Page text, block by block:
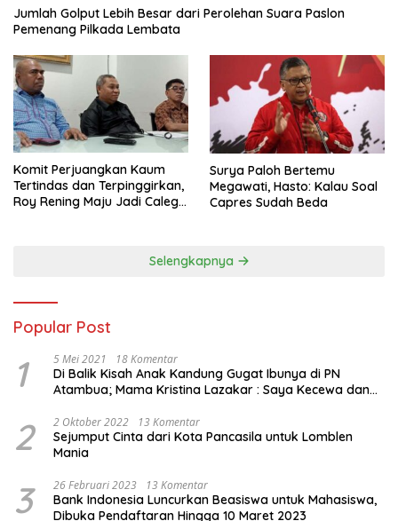
Jumlah Golput Lebih Besar dari Perolehan Suara Paslon
Pemenang Pilkada Lembata
Komit Perjuangkan Kaum
Tertindas dan Terpinggirkan,
Roy Rening Maju Jadi Caleg
Surya Paloh Bertemu
Megawati, Hasto: Kalau Soal
Capres Sudah Beda
Selengkapnya
Popular Post
1 5 Mei 2021 18 Komentar
Di Balik Kisah Anak Kandung Gugat Ibunya di PN
Atambua; Mama Kristina Lazakar : Saya Kecewa dan
2 2 Oktober 2022 13 Komentar
Sejumput Cinta dari Kota Pancasila untuk Lomblen
Mania
3 26 Februari 2023 13 Komentar
Bank Indonesia Luncurkan Beasiswa untuk Mahasiswa,
Dibuka Pendaftaran Hingga 10 Maret 2023